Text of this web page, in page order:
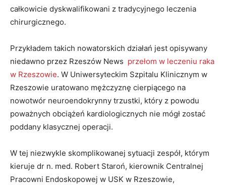
całkowicie dyskwalifikowani z tradycyjnego leczenia
chirurgicznego.
Przykładem takich nowatorskich działań jest opisywany
niedawno przez Rzeszów News przełom w leczeniu raka
w Rzeszowie. W Uniwersyteckim Szpitalu Klinicznym w
Rzeszowie uratowano mężczyznę cierpiącego na
nowotwór neuroendokrynny trzustki, który z powodu
poważnych obciążeń kardiologicznych nie mógł zostać
poddany klasycznej operacji.
W tej niezwykle skomplikowanej sytuacji zespół, którym
kieruje dr n. med. Robert Staroń, kierownik Centralnej
Pracowni Endoskopowej w USK w Rzeszowie,